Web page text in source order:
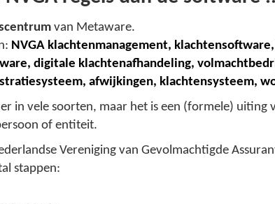
van Metaware.
NVGA klachtenmanagement, klachtensoftware,
digitale klachtenafhandeling,
afwijkingen, klachtensysteem, w
in vele soorten, maar het is een (formele)
of entiteit.
Vereniging van Gevolmachtigde
stappen: